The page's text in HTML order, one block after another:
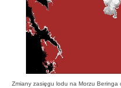
Zmiany zasięgu lodu na Morzu Beringa